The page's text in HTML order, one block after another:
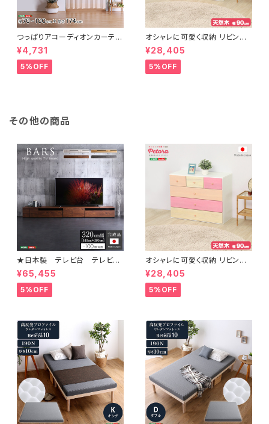
つっぱりアコーディオンカーテ
ン 100×174cm SH-16-TA
DC
¥4,731
5%OFF
オシャレに可愛く収納 リビング
用ローチェスト 4段 幅90cm
天然木（桐）日本製｜petora-
ペトラ- SH-08-PTR90
¥28,405
5%OFF
その他の商品
★日本製 テレビ台 テレビボ
ード 320cm幅 【BARS-バ
ース-】 SH-24-BR320
¥65,455
5%OFF
オシャレに可愛く収納 リビング
用ローチェスト 4段 幅90cm
天然木（桐）日本製｜petora-
ペトラ- SH-08-PTR90
¥28,405
5%OFF